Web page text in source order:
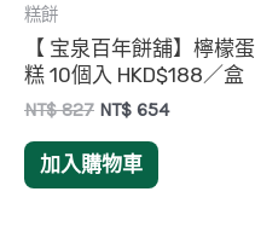
糕餅
【 宝泉百年餅舖】檸檬蛋
糕 10個入 HKD$188／盒
NT$827 Original
was:
NT$ 827.
NT$ 654Current
加入購物車